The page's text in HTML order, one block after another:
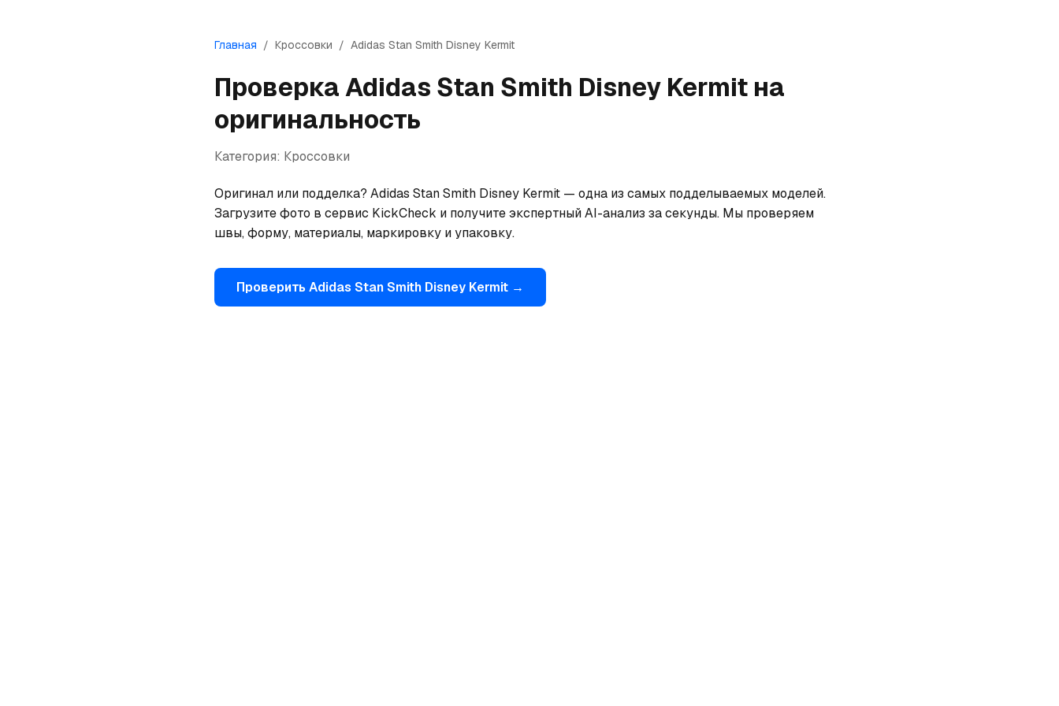
Главная / Кроссовки / Adidas Stan Smith Disney Kermit
ПроверкаAdidas Stan Smith Disney Kermit на
оригинальность
Категория: Кроссовки
Оригинал или подделка? Adidas Stan Smith Disney Kermit — одна из самых подделываемых моделей.
Загрузите фото в сервис KickCheck и получите экспертный AI-анализ за секунды. Мы проверяем
швы, форму, материалы, маркировку и упаковку.
Проверить Adidas Stan Smith Disney Kermit →